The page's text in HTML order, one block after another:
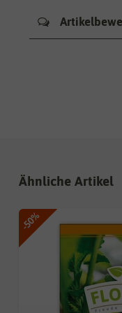
Ähnliche Artikel
-50%